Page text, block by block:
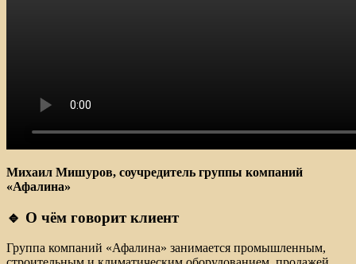
Михаил Мишуров, соучредитель группы компаний
«Афалина»
🔹 О чём говорит клиент
Группа компаний «Афалина» занимается промышленным,